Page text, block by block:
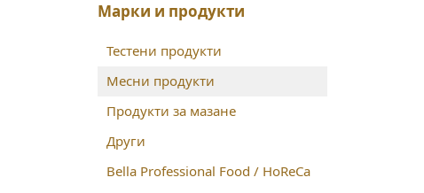
Марки и продукти
Тестени продукти
Месни продукти
Продукти за мазане
Други
Bella Professional Food / HoReCa